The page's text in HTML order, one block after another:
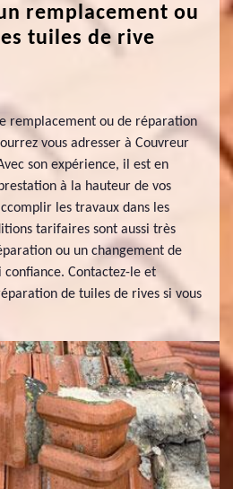
remplacement ou
tuiles de rive
remplacement ou de réparation
vous adresser à Couvreur
son expérience, il est en
à la hauteur de vos
les travaux dans les
tarifaires sont aussi très
ou un changement de
Contactez-le et
de tuiles de rives si vous